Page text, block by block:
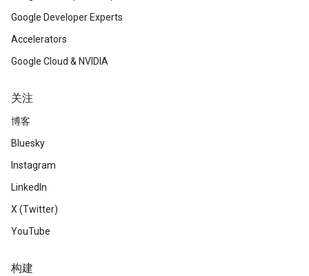
Google Developer Experts
Accelerators
Google Cloud & NVIDIA
关注
博客
Bluesky
Instagram
LinkedIn
X (Twitter)
YouTube
构建